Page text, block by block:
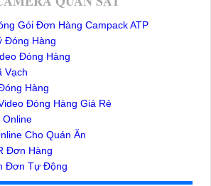
Gói Đơn Hàng Campack ATP
Đóng Hàng
Đóng Hàng
Vạch
Hàng
Đóng Hàng Giá Rẻ
Online
Cho Quán Ăn
Đơn Hàng
Đơn Tự Động